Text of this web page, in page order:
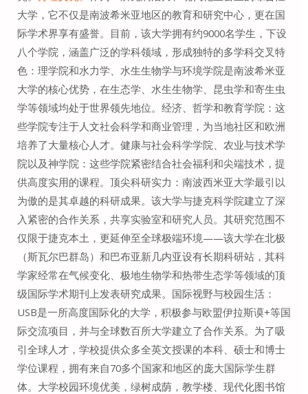
大学，它不仅是南波希米亚地区的教育和研究中心，更在国
际学术界享有盛誉。目前，该大学拥有约9000名学生，下设
八个学院，涵盖广泛的学科领域，形成独特的多学科交叉特
色：理学院和水力学、水生生物学与环境学院是南波希米亚
大学的核心优势，在生态学、水生生物学、昆虫学和寄生虫
学等领域均处于世界领先地位。经济、哲学和教育学院：这
些学院专注于人文社会科学和商业管理，为当地社区和欧洲
培养了大量核心人才。健康与社会科学学院、农业与技术学
院以及神学院：这些学院紧密结合社会福利和尖端技术，提
供高度实用的课程。顶尖科研实力：南波西米亚大学最引以
为傲的是其卓越的科研成果。该大学与捷克科学院建立了深
入紧密的合作关系，共享实验室和研究人员。其研究范围不
仅限于捷克本土，更延伸至全球极端环境——该大学在北极
（斯瓦尔巴群岛）和巴布亚新几内亚设有长期科研站，其科
学家经常在气候变化、极地生物学和热带生态学等领域的顶
级国际学术期刊上发表研究成果。国际视野与校园生活：
USB是一所高度国际化的大学，积极参与欧盟伊拉斯谟+等国
际交流项目，并与全球数百所大学建立了合作关系。为了吸
引全球人才，学校提供众多全英文授课的本科、硕士和博士
学位课程，拥有来自70多个国家和地区的庞大国际学生群
体。大学校园环境优美，绿树成荫，教学楼、现代化图书馆